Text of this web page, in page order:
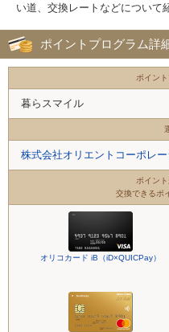
い道、交換レートなどについて
ポイントプログラム詳
ポイン
暮らスマイル
株式会社オリエントコーポレ
ポイン
交換できるポ
オリコカード iB（iD×QUICPay）